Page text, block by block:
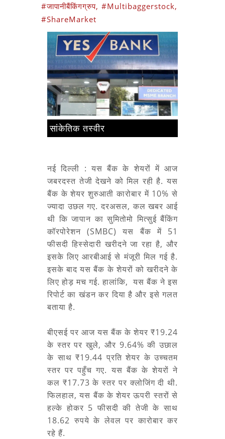
#जापानीबैंकिंगग्रुप, #Multibaggerstock,
#ShareMarket
सांकेतिक तस्वीर
नई दिल्ली : यस बैंक के शेयरों में आज
जबरदस्त तेजी देखने को मिल रही है. यस
बैंक के शेयर शुरुआती कारोबार में 10% से
ज्यादा उछल गए. दरअसल, कल खबर आई
थी कि जापान का सुमितोमो मित्सुई बैंकिंग
कॉरपोरेशन (SMBC) यस बैंक में 51
फीसदी हिस्सेदारी खरीदने जा रहा है, और
इसके लिए आरबीआई से मंजूरी मिल गई है.
इसके बाद यस बैंक के शेयरों को खरीदने के
लिए होड़ मच गई. हालांकि, यस बैंक ने इस
रिपोर्ट का खंडन कर दिया है और इसे गलत
बताया है.
बीएसई पर आज यस बैंक के शेयर ₹19.24
के स्तर पर खुले, और 9.64% की उछाल
के साथ ₹19.44 प्रति शेयर के उच्चतम
स्तर पर पहुँच गए. यस बैंक के शेयरों ने
कल ₹17.73 के स्तर पर क्लोजिंग दी थी.
फिलहाल, यस बैंक के शेयर ऊपरी स्तरों से
हल्के होकर 5 फीसदी की तेजी के साथ
18.62 रुपये के लेवल पर कारोबार कर
रहे हैं.